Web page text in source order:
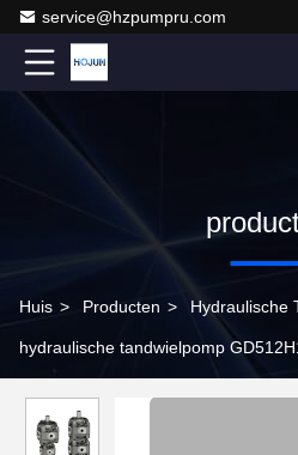
service@hzpumpru.com
Huis > Producten > Hydraulische
hydraulische tandwielpomp